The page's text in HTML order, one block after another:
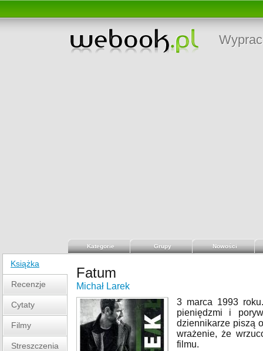
Kategorie Grupy Nowości
Książka
Recenzje
Cytaty
Filmy
Streszczenia
Fatum
Michał Larek
3 marca 1993
pieniędzmi i
dziennikarze piszą
wrażenie, że
filmu.